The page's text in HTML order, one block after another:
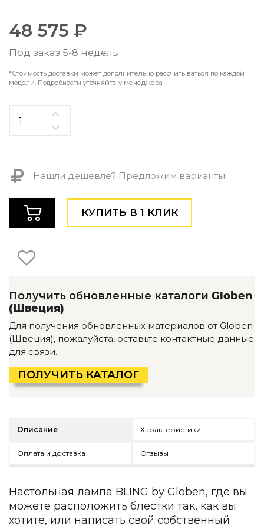
Мебель
Стулья
Кровати и матрасы
Мебель по назначению
Производство мебели на заказ Romatti
Корпусная мебель на заказ
Офисная мебель
Фитнес и wellness-оборудование
Коллекции
ROOM — Modern
INTERRA — Soft Modern
ARTOPIA — Mid-Century
DAYZ — Ethno
Все коллекции мебели
Декор
По типу
Зеркала
Вентиляторы
Ковры
48 575 ₽
Под заказ 5-8 недель
*Стоимость доставки может дополнительно рассчитываться по каждой
модели. Подробности уточняйте у менеджера
Нашли дешевле? Предложим варианты!
КУПИТЬ В 1 КЛИК
Получить обновленные каталоги Globen
(Швеция)
Для получения обновленных материалов от Globen
(Швеция), пожалуйста, оставьте контактные данные
для связи.
ПОЛУЧИТЬ КАТАЛОГ
Описание Характеристики
Оплата и доставка Отзывы
Настольная лампа BLING by Globen, где вы
можете расположить блестки так, как вы
хотите, или написать свой собственный